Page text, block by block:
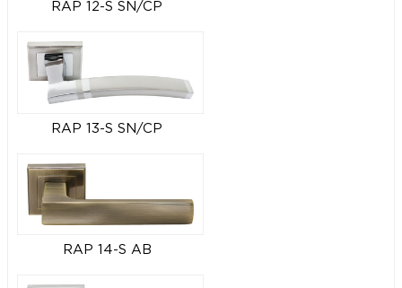
RAP 12-S SN/CP
RAP 13-S SN/CP
RAP 14-S AB